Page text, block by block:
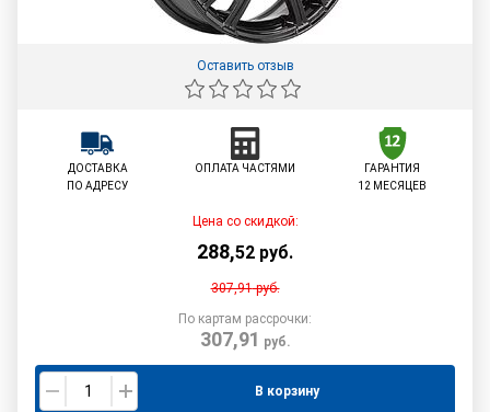
Оставить отзыв
ДОСТАВКА
ПО АДРЕСУ
ОПЛАТА ЧАСТЯМИ
ГАРАНТИЯ
12 МЕСЯЦЕВ
Цена со скидкой:
288,52 руб.
307,91руб.
По картам рассрочки:
307,91 руб.
В корзину